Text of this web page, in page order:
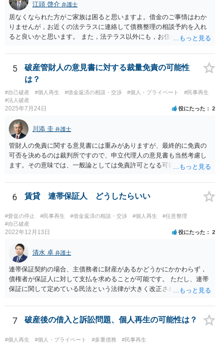
江頭 啓介 弁護士
居なくなられた方がご家族は困ると思いますよ。借金のご事情はわか
りませんが，お近くの法テラスに連絡して債務整理の相談予約を入れ
ると良いかと思います。 また，法テラス以外にも，お住いの都道府県
してみてください。
5
破産管財人の意見書に対する裁量免責の可能性
は？
#自己破産 #個人再生 #借金返済の相談・交渉 #個人・プライベート
#民事再生
#法人破産
2025年7月24日 役にたった 2
川添 圭 弁護士
管財人の免責に関する意見書には重みがありますが、最終的に免責の
可否を決めるのは裁判所ですので、申立代理人の意見書も当然考慮し
ます。その意味では、一般論としては免責許可となる可能性が全くな
あるのかといった個別事案の問題については、詳しい情報がないため
回答できません。最も事情をよく知っているのは申立代理人だと思い
ますので、申立代理人から見通しを聞き、あとは代理人を信じましょ
う。
6 賃貸 連帯保証人 どうしたらいい
#督促の停止 #民事再生 #借金返済の相談・交渉 #個人再生
#任意整理
#自己破産
2022年12月13日 役にたった 2
清水 卓 弁護士
連帯保証契約の場合、主債務者に財産があるかどうかにかかわらず，
債権者が保証人に対して支払を求めることが可能です。 ただし、連帯
保証に関して定めている民法という法律が大きく改正され、2020年4月
たが連帯保証人になった時期は、この民法改正後の可能性がありま
す。 そのため、連帯保証人になった際に締結した（署名や捺印をし
た）契約書がお手もとにある場合には、その契約書を持参の上、お住
まいの地域の弁護士に直接相談し、適切なアドバイスを受けてみるこ
7 破産後の借入と訴訟問題、個人再生の可能性は？
#個人再生 #個人・プライベート #多重債務 #民事再生